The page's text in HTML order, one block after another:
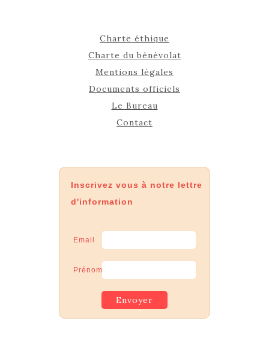
Charte éthique
Charte du bénévolat
Mentions légales
Documents officiels
Le Bureau
Contact
Inscrivez vous à notre lettre
d'information
Email
Prénom